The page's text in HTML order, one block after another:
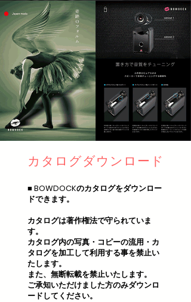
カタログダウンロード
■ BOWDOCKのカタログをダウンロー
ドできます。
カタログは著作権法で守られていま
す。
カタログ内の写真・コピーの流用・カ
タログを加工して利用する事を禁止い
たします。
また、無断転載を禁止いたします。
ご承知いただけました方のみダウンロ
ードしてください。